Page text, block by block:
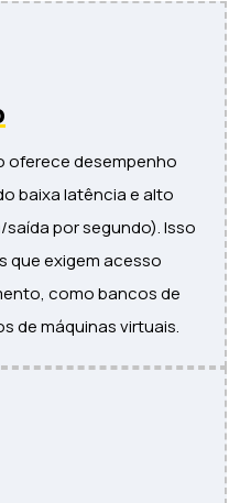
oferece desempenho
baixa latência e alto
por segundo). Isso
que exigem acesso
como bancos de
de máquinas virtuais.